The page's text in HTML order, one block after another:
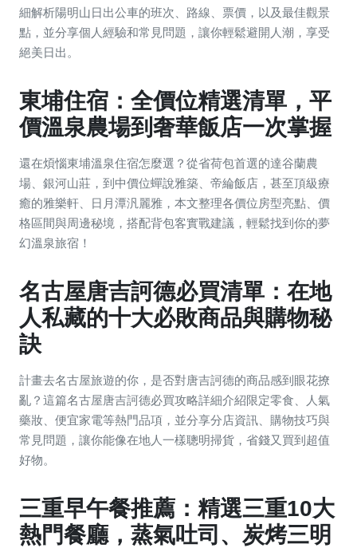
細解析陽明山日出公車的班次、路線、票價，以及最佳觀景
點，並分享個人經驗和常見問題，讓你輕鬆避開人潮，享受
絕美日出。
東埔住宿：全價位精選清單，平
價溫泉農場到奢華飯店一次掌握
還在煩惱東埔溫泉住宿怎麼選？從省荷包首選的達谷蘭農
場、銀河山莊，到中價位蟬說雅築、帝綸飯店，甚至頂級療
癒的雅樂軒、日月潭汎麗雅，本文整理各價位房型亮點、價
格區間與周邊秘境，搭配背包客實戰建議，輕鬆找到你的夢
幻溫泉旅宿！
名古屋唐吉訶德必買清單：在地
人私藏的十大必敗商品與購物秘
訣
計畫去名古屋旅遊的你，是否對唐吉訶德的商品感到眼花撩
亂？這篇名古屋唐吉訶德必買攻略詳細介紹限定零食、人氣
藥妝、便宜家電等熱門品項，並分享分店資訊、購物技巧與
常見問題，讓你能像在地人一樣聰明掃貨，省錢又買到超值
好物。
三重早午餐推薦：精選三重10大
熱門餐廳，蒸氣吐司、炭烤三明